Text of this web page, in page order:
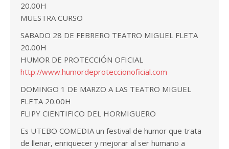
20.00H
MUESTRA CURSO
SABADO 28 DE FEBRERO TEATRO MIGUEL FLETA
20.00H
HUMOR DE PROTECCIÓN OFICIAL
http://www.humordeproteccionoficial.com
DOMINGO 1 DE MARZO A LAS TEATRO MIGUEL
FLETA 20.00H
FLIPY CIENTIFICO DEL HORMIGUERO
Es UTEBO COMEDIA un festival de humor que trata
de llenar, enriquecer y mejorar al ser humano a